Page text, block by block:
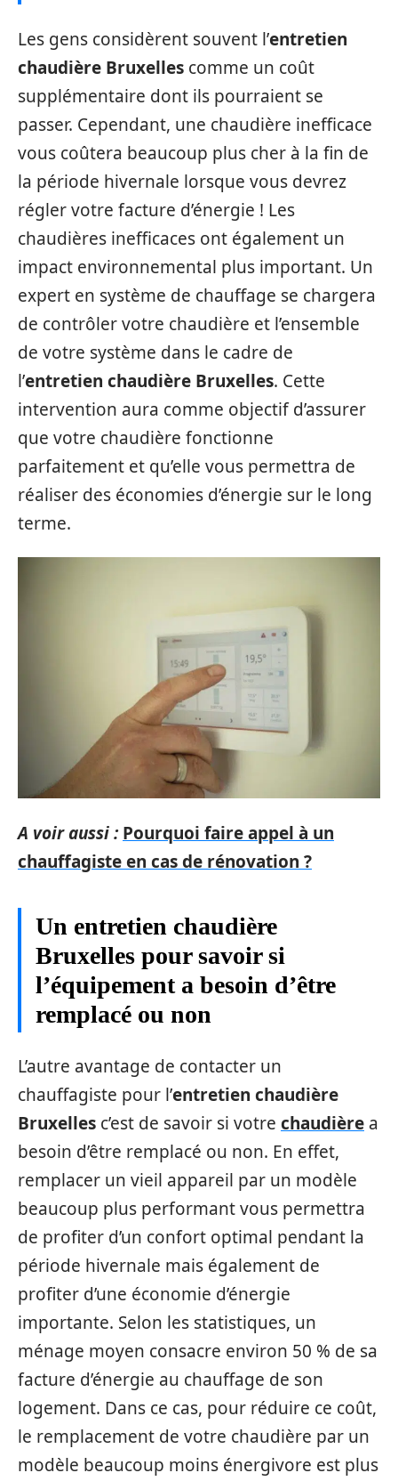
Les gens considèrent souvent l’entretien
chaudière Bruxelles comme un coût
supplémentaire dont ils pourraient se
passer. Cependant, une chaudière inefficace
vous coûtera beaucoup plus cher à la fin de
la période hivernale lorsque vous devrez
régler votre facture d’énergie ! Les
chaudières inefficaces ont également un
impact environnemental plus important. Un
expert en système de chauffage se chargera
de contrôler votre chaudière et l’ensemble
de votre système dans le cadre de
l’entretien chaudière Bruxelles. Cette
intervention aura comme objectif d’assurer
que votre chaudière fonctionne
parfaitement et qu’elle vous permettra de
réaliser des économies d’énergie sur le long
terme.
A voir aussi : Pourquoi faire appel à un
chauffagiste en cas de rénovation ?
Un entretien chaudière
Bruxelles pour savoir si
l’équipement a besoin d’être
remplacé ou non
L’autre avantage de contacter un
chauffagiste pour l’entretien chaudière
Bruxelles c’est de savoir si votre chaudière a
besoin d’être remplacé ou non. En effet,
remplacer un vieil appareil par un modèle
beaucoup plus performant vous permettra
de profiter d’un confort optimal pendant la
période hivernale mais également de
profiter d’une économie d’énergie
importante. Selon les statistiques, un
ménage moyen consacre environ 50 % de sa
facture d’énergie au chauffage de son
logement. Dans ce cas, pour réduire ce coût,
le remplacement de votre chaudière par un
modèle beaucoup moins énergivore est plus